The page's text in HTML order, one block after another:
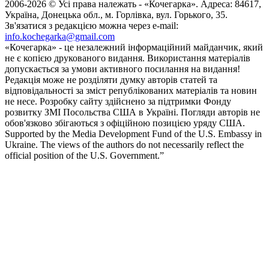
2006-2026 © Усі права належать - «Кочегарка». Адреса: 84617,
Україна, Донецька обл., м. Горлівка, вул. Горького, 35.
Зв'язатися з редакцією можна через e-mail:
info.kochegarka@gmail.com
«Кочегарка» - це незалежний інформаційний майданчик, який
не є копією друкованого видання. Використання матеріалів
допускається за умови активного посилання на видання!
Редакція може не розділяти думку авторів статей та
відповідальності за зміст републікованих матеріалів та новин
не несе. Розробку сайту здійснено за підтримки Фонду
розвитку ЗМІ Посольства США в Україні. Погляди авторів не
обов'язково збігаються з офіційною позицією уряду США.
Supported by the Media Development Fund of the U.S. Embassy in
Ukraine. The views of the authors do not necessarily reflect the
official position of the U.S. Government.”